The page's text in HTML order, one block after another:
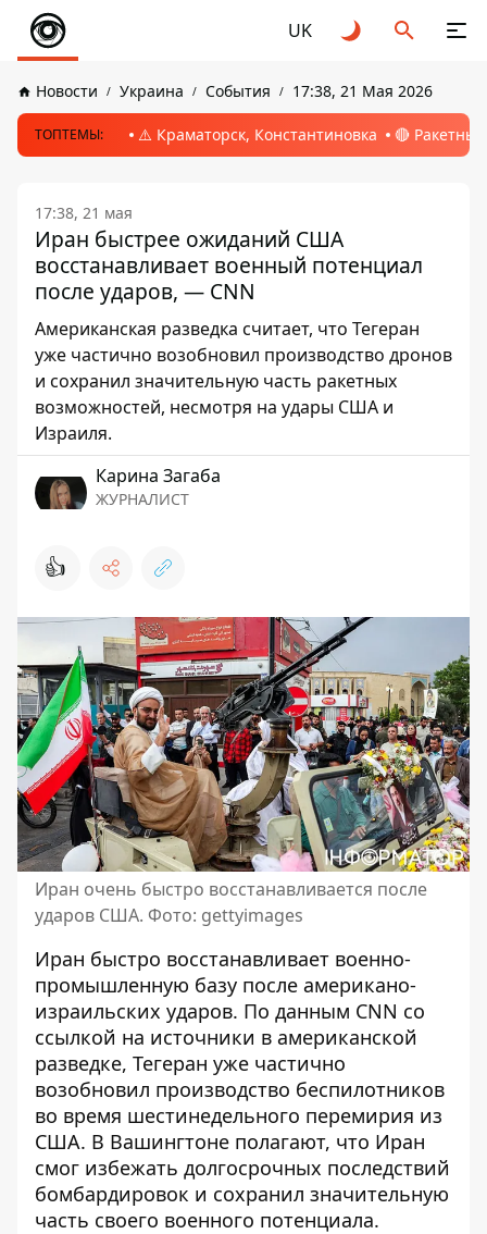
UK
Новости Украина События 17:38, 21 Мая 2026
ТОПТЕМЫ: ⚠️ Краматорск, Константиновка 🔴
17:38, 21 мая
Иран быстрее ожиданий США
восстанавливает военный потенциал
после ударов, — CNN
Американская разведка считает, что Тегеран
уже частично возобновил производство дронов
и сохранил значительную часть ракетных
возможностей, несмотря на удары США и
Израиля.
Карина Загаба
ЖУРНАЛИСТ
👍
Иран очень быстро восстанавливается после
ударов США. Фото: gettyimages
Иран быстро восстанавливает военно-
промышленную базу после американо-
израильских ударов. По данным CNN со
ссылкой на источники в американской
разведке, Тегеран уже частично
возобновил производство беспилотников
во время шестинедельного перемирия из
США. В Вашингтоне полагают, что Иран
смог избежать долгосрочных последствий
бомбардировок и сохранил значительную
часть своего военного потенциала.